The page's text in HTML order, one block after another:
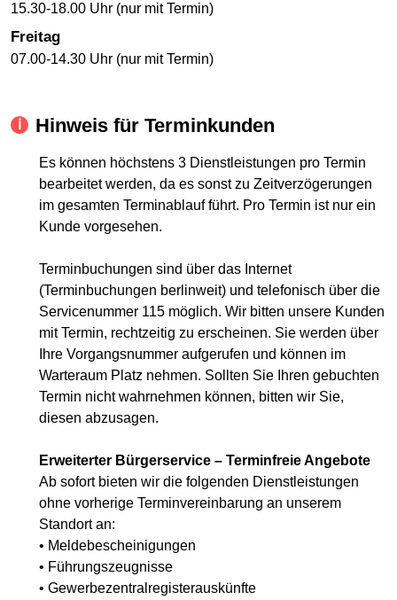
15.30-18.00 Uhr (nur mit Termin)
Freitag
07.00-14.30 Uhr (nur mit Termin)
Hinweis für Terminkunden
Es können höchstens 3 Dienstleistungen pro Termin
bearbeitet werden, da es sonst zu Zeitverzögerungen
im gesamten Terminablauf führt. Pro Termin ist nur ein
Kunde vorgesehen.
Terminbuchungen sind über das Internet
(Terminbuchungen berlinweit) und telefonisch über die
Servicenummer 115 möglich. Wir bitten unsere Kunden
mit Termin, rechtzeitig zu erscheinen. Sie werden über
Ihre Vorgangsnummer aufgerufen und können im
Warteraum Platz nehmen. Sollten Sie Ihren gebuchten
Termin nicht wahrnehmen können, bitten wir Sie,
diesen abzusagen.
Erweiterter Bürgerservice – Terminfreie Angebote
Ab sofort bieten wir die folgenden Dienstleistungen
ohne vorherige Terminvereinbarung an unserem
Standort an:
• Meldebescheinigungen
• Führungszeugnisse
• Gewerbezentralregisterauskünfte